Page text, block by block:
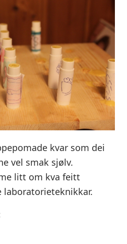
kvar som dei
vel smak sjølv.
litt om kva feitt
laboratorieteknikkar.